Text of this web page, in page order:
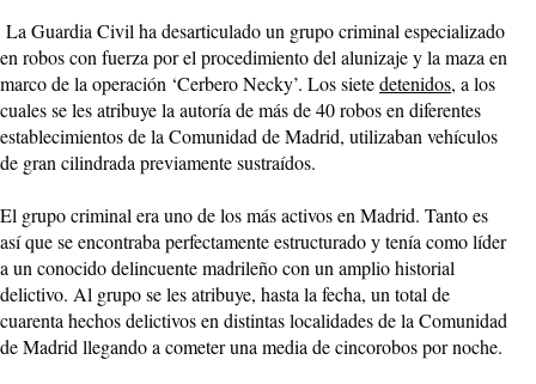
La Guardia Civil ha desarticulado un grupo criminal especializado
en robos con fuerza por el procedimiento del alunizaje y la maza en
marco de la operación ‘Cerbero Necky’. Los sietedetenidos, a los
cuales se les atribuye la autoría de más de 40 robos en diferentes
establecimientos de la Comunidad de Madrid, utilizaban vehículos
de gran cilindrada previamente sustraídos.
El grupo criminal era uno de los más activos en Madrid. Tanto es
así que se encontraba perfectamente estructurado y tenía como líder
a un conocido delincuente madrileño con un amplio historial
delictivo. Al grupo se les atribuye, hasta la fecha, un total de
cuarenta hechos delictivos en distintas localidades de la Comunidad
de Madrid llegando a cometer una media de cincorobos por noche.